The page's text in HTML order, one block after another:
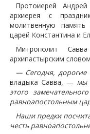
Протоиерей
архиерея с
молитвенную память
царей Константина и
Митрополит
архипастырским
— Сегодня, дорогие
владыка Савва, — мы
этого
равноапостольным
Наши предки
честь